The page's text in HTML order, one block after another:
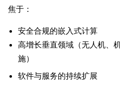
焦于：
安全合规的嵌入式计算
高增长垂直领域（无人机、
施）
软件与服务的持续扩展